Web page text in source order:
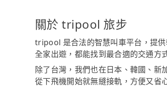
關於 tripool 旅步
tripool 是合法的智慧叫車平台，提
全家出遊，都能找到最合適的交通方
除了台灣，我們也在日本、韓國、新
從下飛機開始就無縫接軌，方便又省